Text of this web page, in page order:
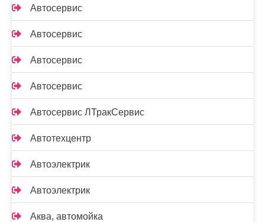
Автосервис
Автосервис
Автосервис
Автосервис
Автосервис ЛТракСервис
Автотехцентр
Автоэлектрик
Автоэлектрик
Аква, автомойка